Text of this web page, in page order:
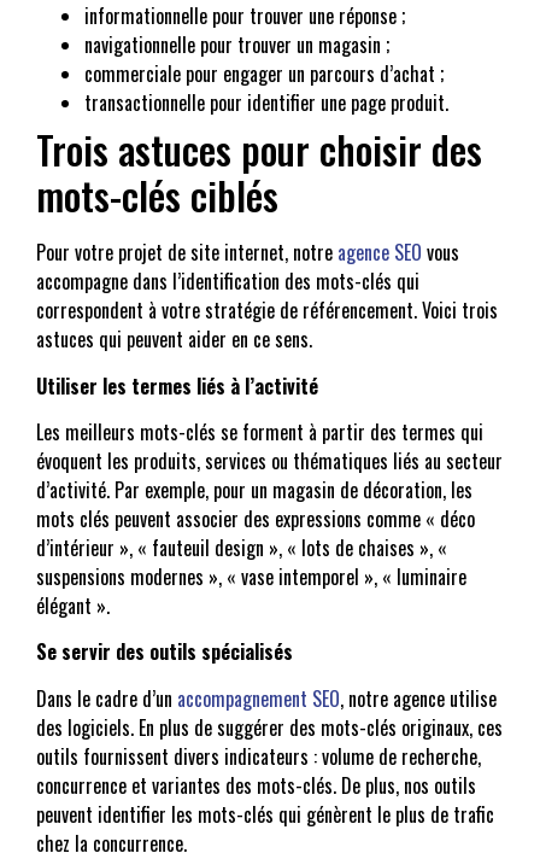
informationnelle pour trouver une réponse ;
navigationnelle pour trouver un magasin ;
commerciale pour engager un parcours d’achat ;
transactionnelle pour identifier une page produit.
Trois astuces pour choisir des
mots-clés ciblés
Pour votre projet de site internet, notre agence SEO vous
accompagne dans l’identification des mots-clés qui
correspondent à votre stratégie de référencement. Voici trois
astuces qui peuvent aider en ce sens.
Utiliser les termes liés à l’activité
Les meilleurs mots-clés se forment à partir des termes qui
évoquent les produits, services ou thématiques liés au secteur
d’activité. Par exemple, pour un magasin de décoration, les
mots clés peuvent associer des expressions comme « déco
d’intérieur », « fauteuil design », « lots de chaises », «
suspensions modernes », « vase intemporel », « luminaire
élégant ».
Se servir des outils spécialisés
Dans le cadre d’un accompagnement SEO, notre agence utilise
des logiciels. En plus de suggérer des mots-clés originaux, ces
outils fournissent divers indicateurs : volume de recherche,
concurrence et variantes des mots-clés. De plus, nos outils
peuvent identifier les mots-clés qui génèrent le plus de trafic
chez la concurrence.